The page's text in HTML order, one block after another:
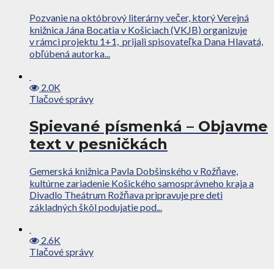
Pozvanie na októbrový literárny večer, ktorý Verejná
knižnica Jána Bocatia v Košiciach (VKJB) organizuje
v rámci projektu 1+1, prijali spisovateľka Dana Hlavatá,
obľúbená autorka...
2.0K
Tlačové správy
Spievané písmenká – Objavme
text v pesničkách
Gemerská knižnica Pavla Dobšinského v Rožňave,
kultúrne zariadenie Košického samosprávneho kraja a
Divadlo Theátrum Rožňava pripravuje pre deti
základných škôl podujatie pod...
2.6K
Tlačové správy